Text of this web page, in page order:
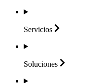
Servicios
Soluciones